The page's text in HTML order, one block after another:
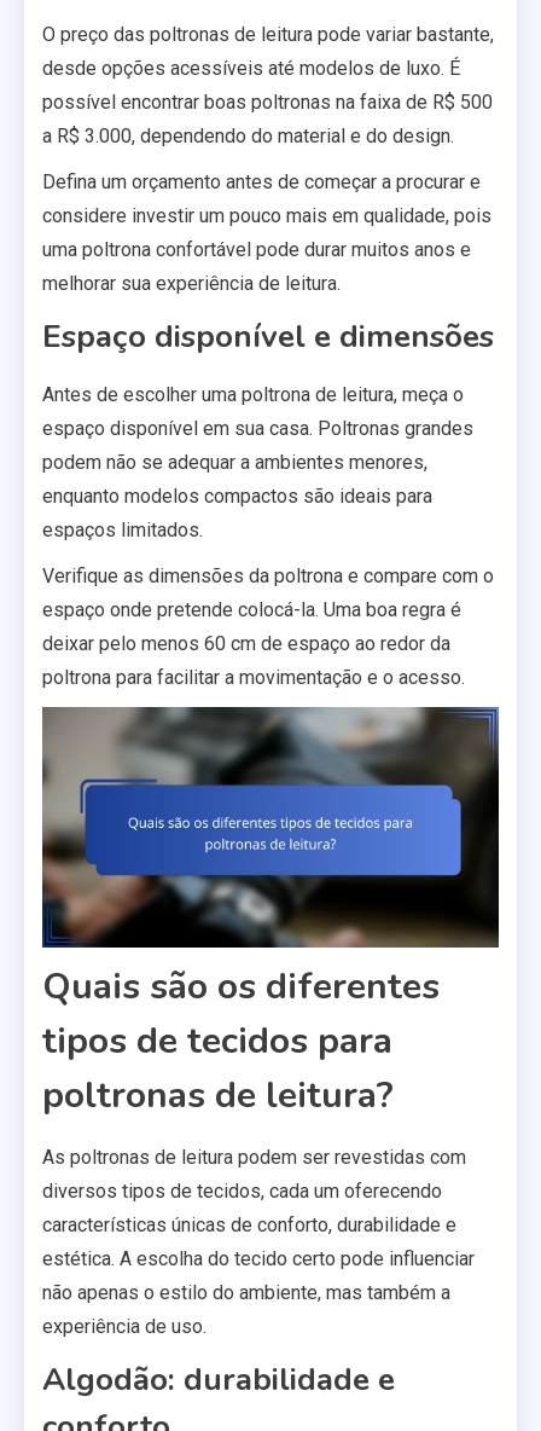
O preço das poltronas de leitura pode variar bastante,
desde opções acessíveis até modelos de luxo. É
possível encontrar boas poltronas na faixa de R$ 500
a R$ 3.000, dependendo do material e do design.
Defina um orçamento antes de começar a procurar e
considere investir um pouco mais em qualidade, pois
uma poltrona confortável pode durar muitos anos e
melhorar sua experiência de leitura.
Espaço disponível e dimensões
Antes de escolher uma poltrona de leitura, meça o
espaço disponível em sua casa. Poltronas grandes
podem não se adequar a ambientes menores,
enquanto modelos compactos são ideais para
espaços limitados.
Verifique as dimensões da poltrona e compare com o
espaço onde pretende colocá-la. Uma boa regra é
deixar pelo menos 60 cm de espaço ao redor da
poltrona para facilitar a movimentação e o acesso.
Quais são os diferentes
tipos de tecidos para
poltronas de leitura?
As poltronas de leitura podem ser revestidas com
diversos tipos de tecidos, cada um oferecendo
características únicas de conforto, durabilidade e
estética. A escolha do tecido certo pode influenciar
não apenas o estilo do ambiente, mas também a
experiência de uso.
Algodão: durabilidade e